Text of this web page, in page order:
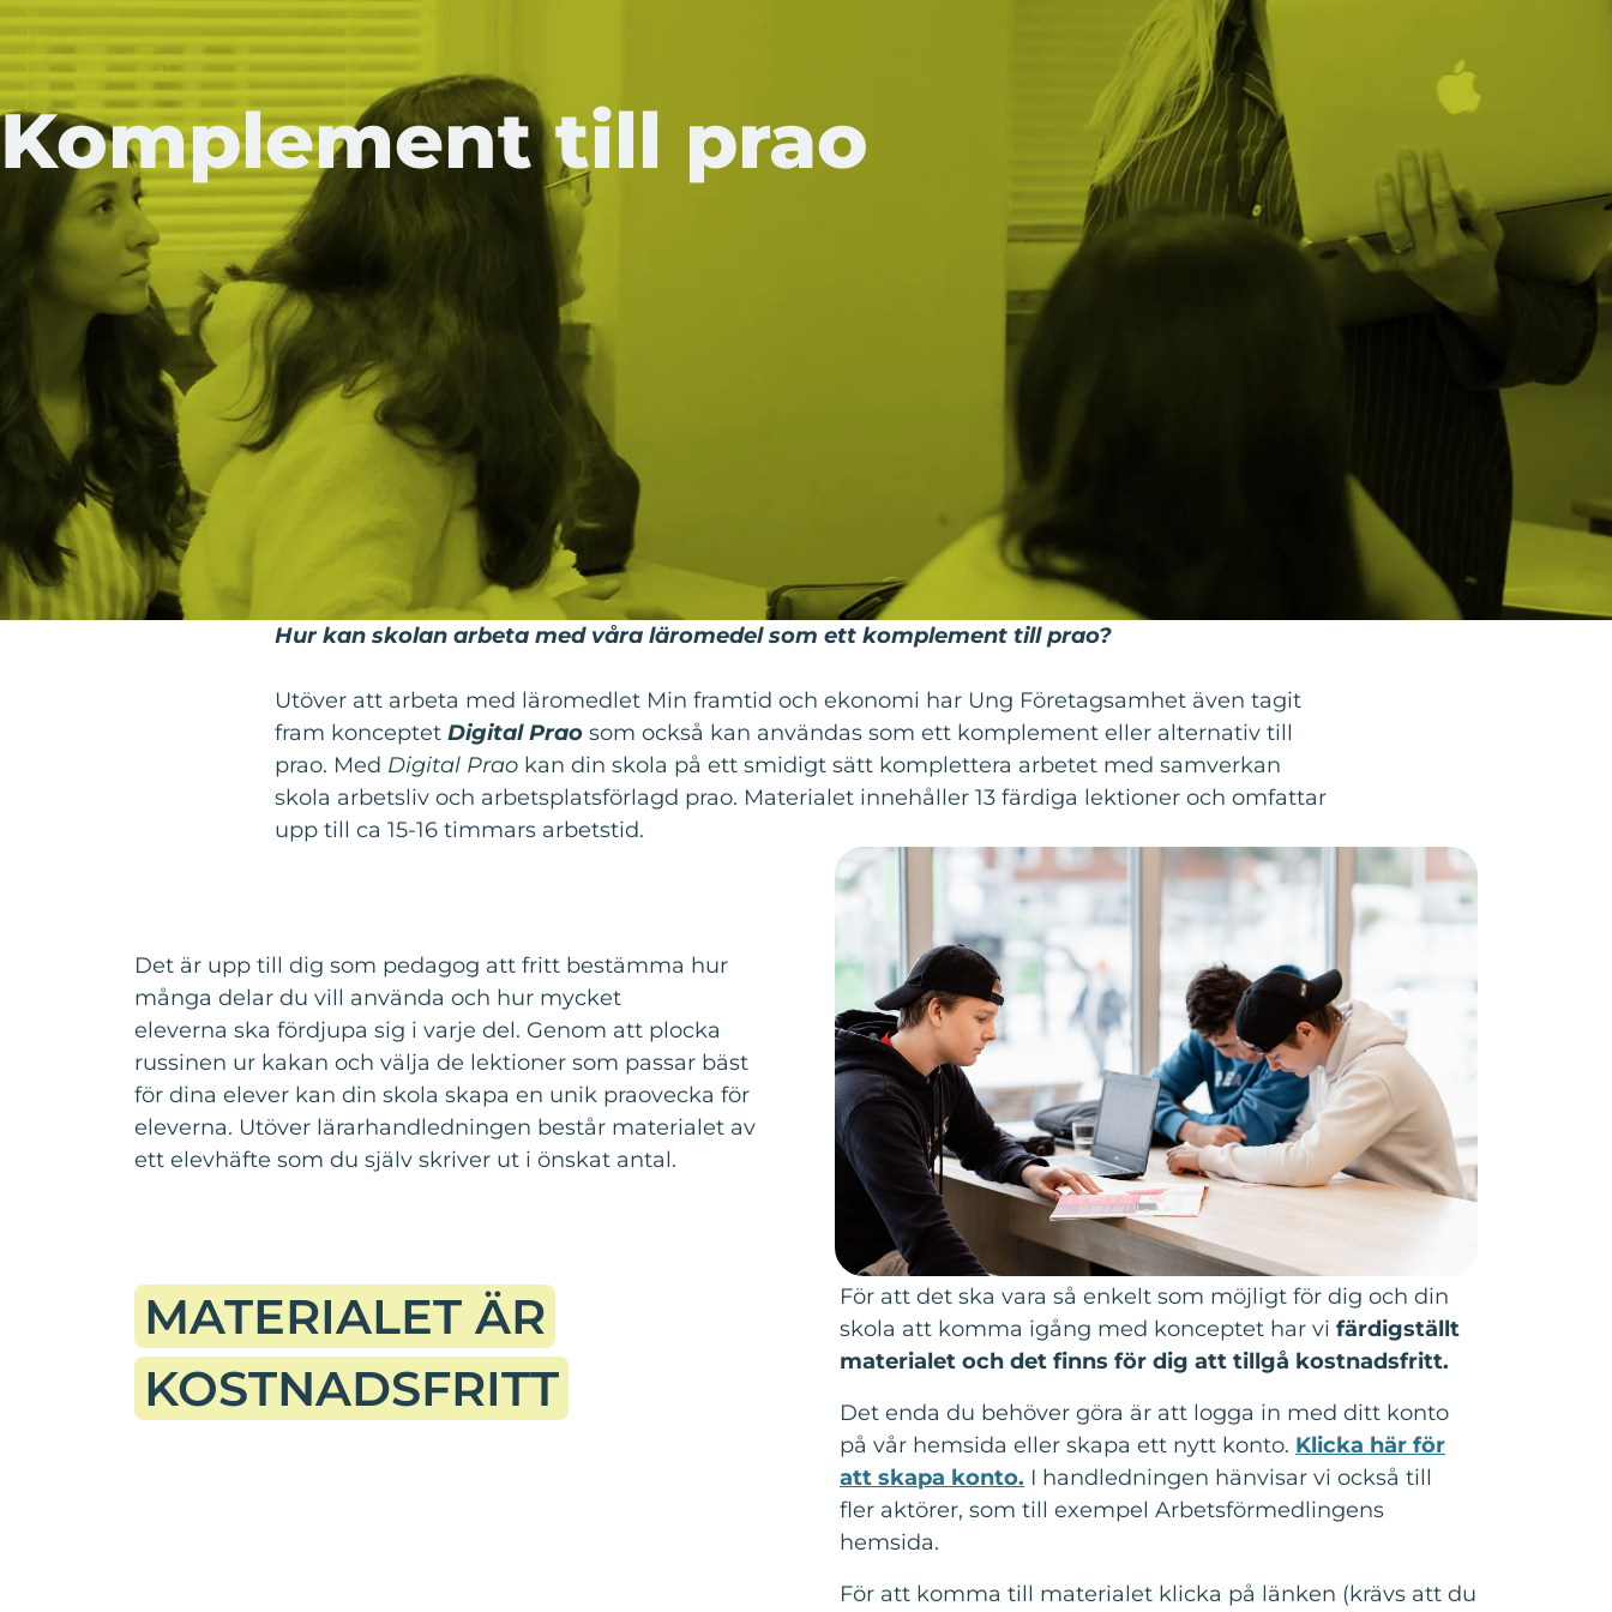
Komplement till prao
Hur kan skolan arbeta med våra läromedel som ett komplement till prao?
Utöver att arbeta med läromedlet Min framtid och ekonomi har Ung Företagsamhet även tagit
fram konceptet Digital Prao som också kan användas som ett komplement eller alternativ till
prao. Med Digital Prao kan din skola på ett smidigt sätt komplettera arbetet med samverkan
skola arbetsliv och arbetsplatsförlagd prao. Materialet innehåller 13 färdiga lektioner och omfattar
upp till ca 15-16 timmars arbetstid.
Det är upp till dig som pedagog att fritt bestämma hur
många delar du vill använda och hur mycket
eleverna ska fördjupa sig i varje del. Genom att plocka
russinen ur kakan och välja de lektioner som passar bäst
för dina elever kan din skola skapa en unik praovecka för
eleverna. Utöver lärarhandledningen består materialet av
ett elevhäfte som du själv skriver ut i önskat antal.
MATERIALET ÄR
KOSTNADSFRITT
För att det ska vara så enkelt som möjligt för dig och din
skola att komma igång med konceptet har vi färdigställt
materialet och det finns för dig att tillgå kostnadsfritt.
Det enda du behöver göra är att logga in med ditt konto
på vår hemsida eller skapa ett nytt konto. Klicka här för
att skapa konto. I handledningen hänvisar vi också till
fler aktörer, som till exempel Arbetsförmedlingens
hemsida.
För att komma till materialet klicka på länken (krävs att du